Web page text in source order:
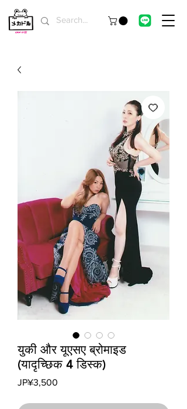
युकी और यूएसए ब्रोमाइड
(यादृच्छिक 4 डिस्क)
JP¥3,500